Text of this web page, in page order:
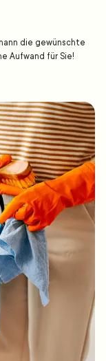
die gewünschte
Aufwand für Sie!